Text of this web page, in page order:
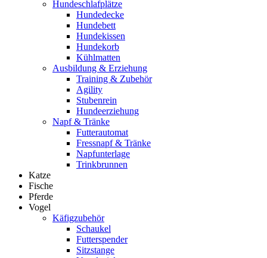
Hundeschlafplätze
Hundedecke
Hundebett
Hundekissen
Hundekorb
Kühlmatten
Ausbildung & Erziehung
Training & Zubehör
Agility
Stubenrein
Hundeerziehung
Napf & Tränke
Futterautomat
Fressnapf & Tränke
Napfunterlage
Trinkbrunnen
Katze
Fische
Pferde
Vogel
Käfigzubehör
Schaukel
Futterspender
Sitzstange